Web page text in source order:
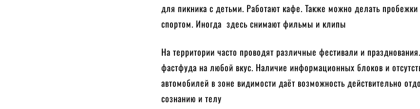
для пикника с детьми. Работают кафе. Также можно делать пробежки
спортом. Иногда здесь снимают фильмы и клипы
На территории часто проводят различные фестивали и
фастфуда на любой вкус. Наличие информационных блоков и
автомобилей в зоне видимости даёт возможность действительно
сознанию и телу